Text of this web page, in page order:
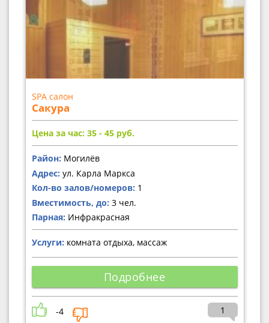
SPA салон
Сакура
Цена за час: 35 - 45 руб.
Район: Могилёв
Адрес: ул. Карла Маркса
Кол-во залов/номеров: 1
Вместимость, до: 3 чел.
Парная: Инфракрасная
Услуги: комната отдыха, массаж
Подробнее
-4 1